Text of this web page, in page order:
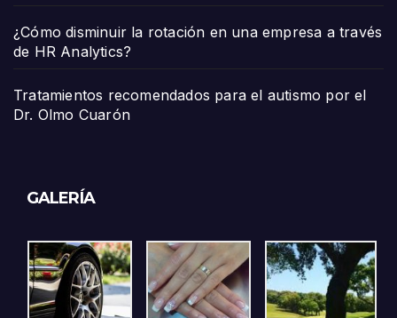
¿Cómo disminuir la rotación en una empresa a través
de HR Analytics?
Tratamientos recomendados para el autismo por el
Dr. Olmo Cuarón
GALERÍA